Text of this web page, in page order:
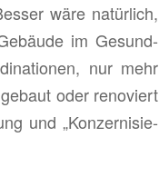
wäre na­tür­lich,
im Ge­sund­
nur mehr
oder re­no­viert
und „Kon­zer­ni­sie­